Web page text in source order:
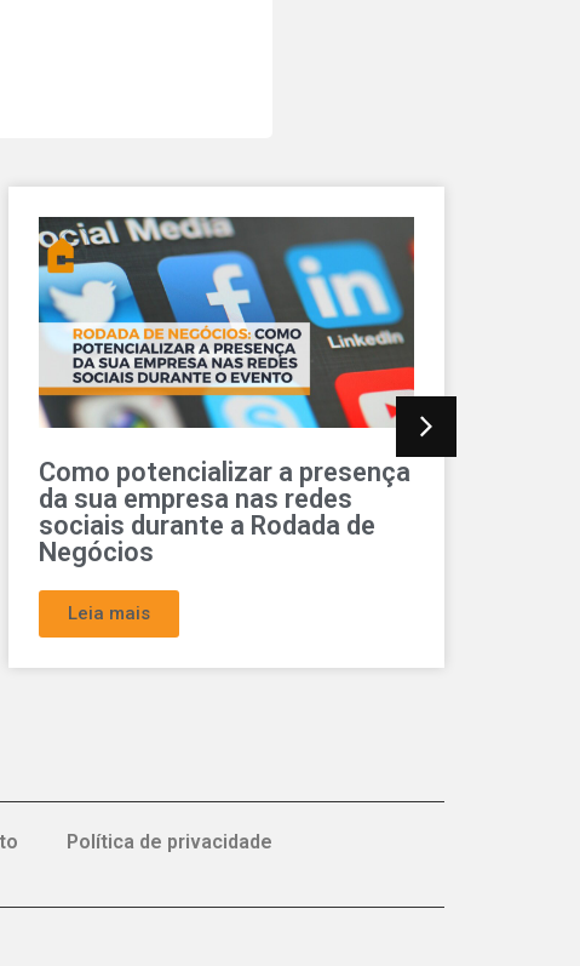
Patrocinador Diamante:
Descubra como destacar sua
empresa na 5ª Rodada de
Negócios
Leia mais
Política de privacidade